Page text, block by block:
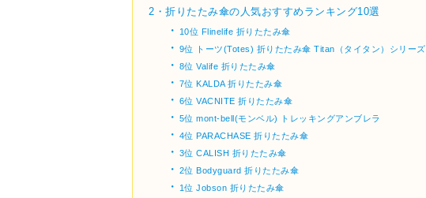
2・ 折りたたみ傘の人気おすすめランキング10選
・ 10位 Flinelife 折りたたみ傘
・ 9位 トーツ(Totes) 折りたたみ傘 Titan（タイタン）シリーズ
・ 8位 Valife 折りたたみ傘
・ 7位 KALDA 折りたたみ傘
・ 6位 VACNITE 折りたたみ傘
・ 5位 mont-bell(モンベル) トレッキングアンブレラ
・ 4位 PARACHASE 折りたたみ傘
・ 3位 CALISH 折りたたみ傘
・ 2位 Bodyguard 折りたたみ傘
・ 1位 Jobson 折りたたみ傘